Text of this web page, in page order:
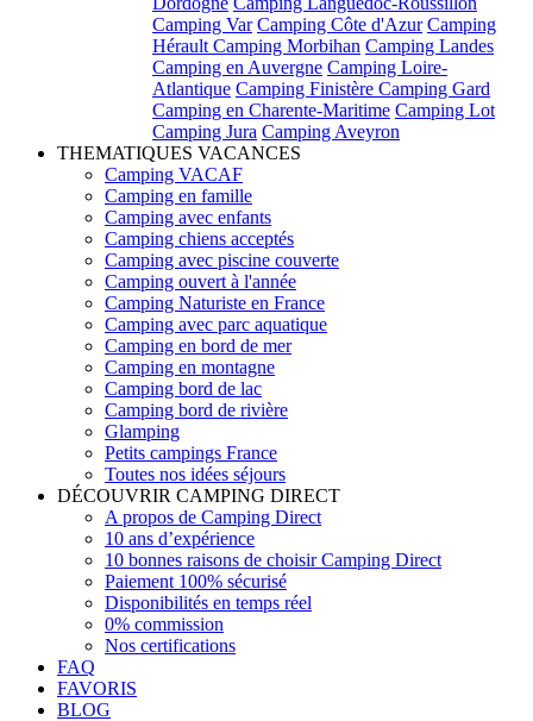
Camping Var Camping Côte d'Azur Camping
Hérault Camping Morbihan Camping Landes
Camping en Auvergne Camping Loire-
Atlantique Camping Finistère Camping Gard
Camping en Charente-Maritime Camping Lot
Camping Jura Camping Aveyron
THEMATIQUES VACANCES
Camping VACAF
Camping en famille
Camping avec enfants
Camping chiens acceptés
Camping avec piscine couverte
Camping ouvert à l'année
Camping Naturiste en France
Camping avec parc aquatique
Camping en bord de mer
Camping en montagne
Camping bord de lac
Camping bord de rivière
Glamping
Petits campings France
Toutes nos idées séjours
DÉCOUVRIR CAMPING DIRECT
A propos de Camping Direct
10 ans d’expérience
10 bonnes raisons de choisir Camping Direct
Paiement 100% sécurisé
Disponibilités en temps réel
0% commission
Nos certifications
FAQ
FAVORIS
BLOG